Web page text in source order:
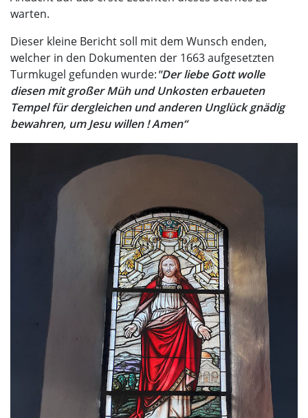
warten.
Dieser kleine Bericht soll mit dem Wunsch enden,
welcher in den Dokumenten der 1663 aufgesetzten
Turmkugel gefunden wurde:"Der liebe Gott wolle
diesen mit großer Müh und Unkosten erbaueten
Tempel für dergleichen und anderen Unglück gnädig
bewahren, um Jesu willen ! Amen“